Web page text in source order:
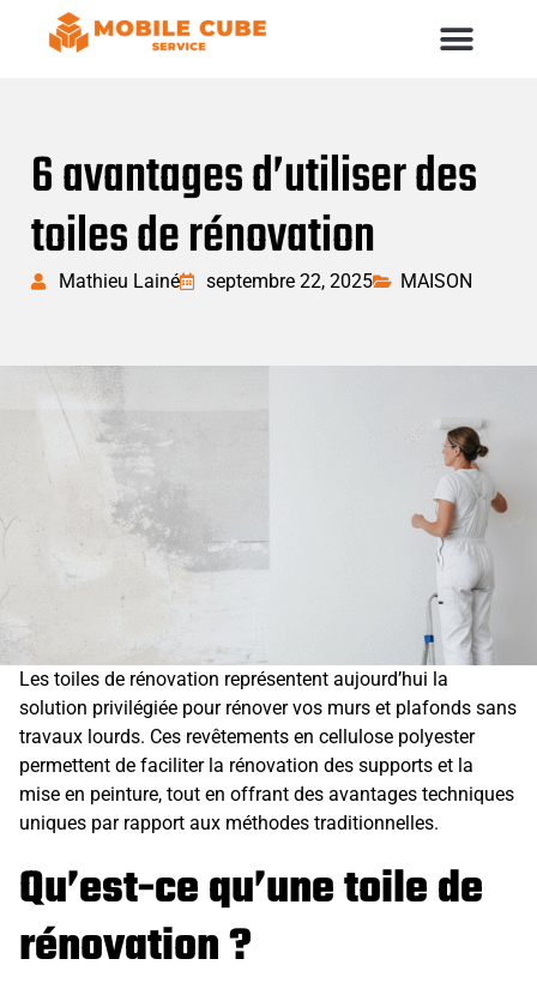
6 avantages d’utiliser des
toiles de rénovation
Mathieu Lainé septembre 22, 2025 MAISON
Les toiles de rénovation représentent aujourd’hui la
solution privilégiée pour rénover vos murs et plafonds sans
travaux lourds. Ces revêtements en cellulose polyester
permettent de faciliter la rénovation des supports et la
mise en peinture, tout en offrant des avantages techniques
uniques par rapport aux méthodes traditionnelles.
Qu’est-ce qu’une toile de
rénovation ?